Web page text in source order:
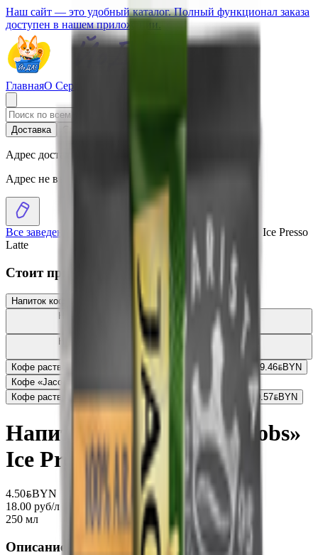
Наш сайт — это удобный каталог. Полный функционал заказа
доступен в нашем приложении.
ГлавнаяО Сервисе
Доставка
Адрес доставки
Адрес не выбран
Все заведения
Напиток кофейный «Jacobs» Ice Presso
Latte
Стоит присмотреться
Напиток кофейный «Jacobs» iced latte karamel BYN BYN
Напиток кофейный «Jacobs Caramel Latte» 3в1
растворимый
Напиток кофейный «Jacobs Iced Latte» Original
растворимый
Кофе растворимый «Jacobs Barista Editions» с молотым
29.46BYNBYN
Кофе «Jacobs Barista Crema» в зернах
75.38
Кофе растворимый «Jacobs monarch» сублимированный 0.57BYNBYN
Напиток кофейный «Jacobs»
Ice Presso Latte
4.50BYNBYN
18.00 руб/л
250 мл
Описание